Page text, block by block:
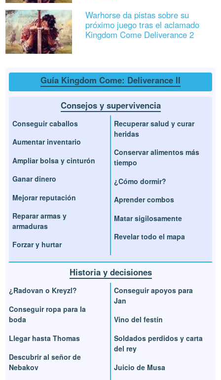
Warhorse da pistas sobre su
próximo juego tras el aclamado
Kingdom Come Deliverance 2
Guía Kingdom Come: Deliverance II
Consejos y supervivencia
Conseguir caballos
Aumentar inventario
Ampliar bolsa y cinturón
Ganar dinero
Mejorar reputación
Reparar armas y
armaduras
Forzar y hurtar
Recuperar salud y curar
heridas
Conservar alimentos más
tiempo
¿Cómo dormir?
Aprender combos
Matar sigilosamente
Revelar todo el mapa
Historia y decisiones
¿Radovan o Kreyzl?
Conseguir ropa para la
boda
Llegar hasta Thomas
Descubrir al señor de
Nebakov
Conseguir apoyos para
Jan
Vino del festín
Soldados perdidos y carta
del rey
Juicio de Musa